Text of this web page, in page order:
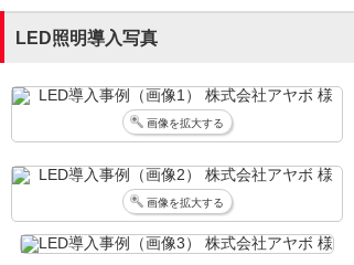
LED照明導入写真
画像を拡大する
画像を拡大する